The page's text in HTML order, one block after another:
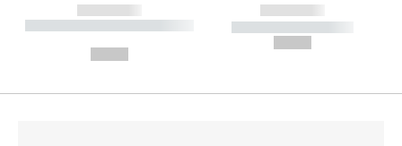
------------
----------- ----------- --------
------------
----------- -----------